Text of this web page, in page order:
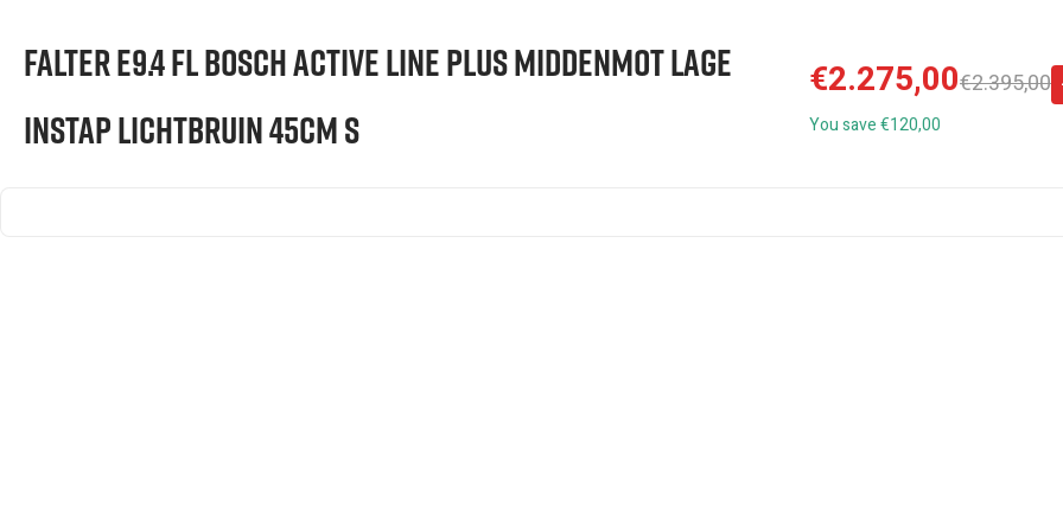
Falter E9.4 FL Bosch Active Line Plus Middenmot Lage
instap Lichtbruin 45cm S
€2.275,00€2.395,00
You save €120,00